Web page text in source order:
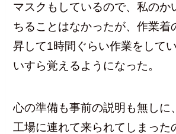
マスクもしているので、私のか
ちることはなかったが、作業着
昇して1時間ぐらい作業をして
いすら覚えるようになった。
心の準備も事前の説明も無しに
工場に連れて来られてしまった